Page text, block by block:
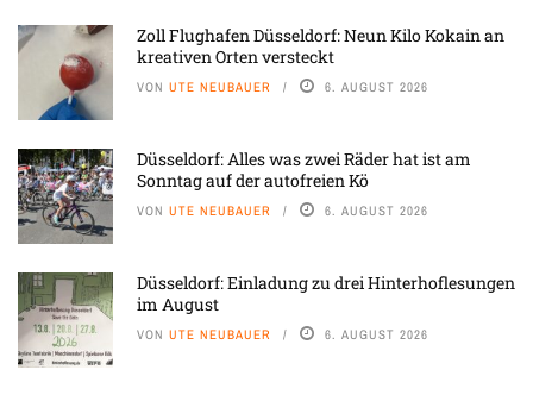
Zoll Flughafen Düsseldorf: Neun Kilo Kokain an
kreativen Orten versteckt
VON UTE NEUBAUER 6. AUGUST 2026
Düsseldorf: Alles was zwei Räder hat ist am
Sonntag auf der autofreien Kö
VON UTE NEUBAUER 6. AUGUST 2026
Düsseldorf: Einladung zu drei Hinterhoflesungen
im August
VON UTE NEUBAUER 6. AUGUST 2026